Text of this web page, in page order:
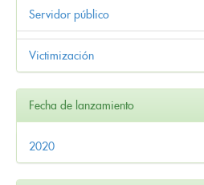
Servidor público
Victimización
Fecha de lanzamiento
2020